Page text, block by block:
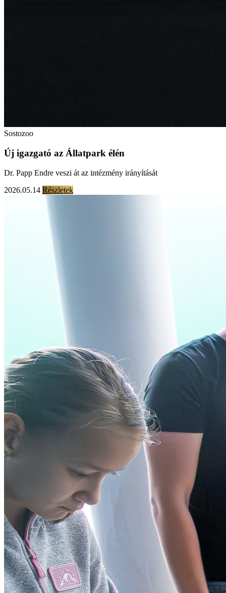
Sostozoo
Új igazgató az Állatpark élén
Dr. Papp Endre veszi át az intézmény irányítását
2026.05.14 Részletek